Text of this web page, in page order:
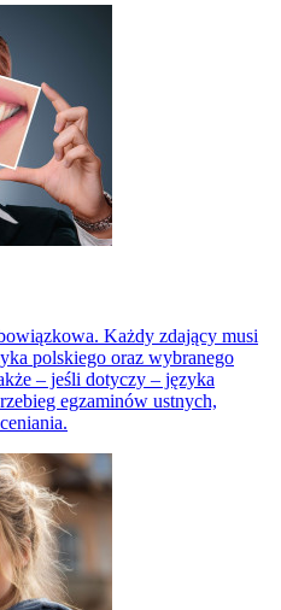
czy rozszerzonym.
Każdy zdający musi
polskiego oraz wybranego
– jeśli dotyczy – języka
egzaminów ustnych,